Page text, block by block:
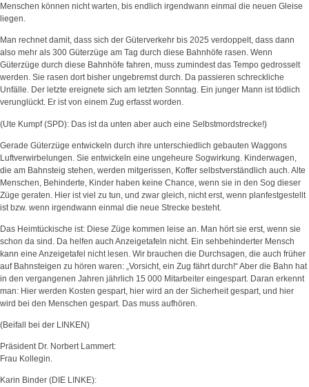
Menschen können nicht warten, bis endlich irgendwann einmal die neuen Gleise
liegen.
Man rechnet damit, dass sich der Güterverkehr bis 2025 verdoppelt, dass dann
also mehr als 300 Güterzüge am Tag durch diese Bahnhöfe rasen. Wenn
Güterzüge durch diese Bahnhöfe fahren, muss zumindest das Tempo gedrosselt
werden. Sie rasen dort bisher ungebremst durch. Da passieren schreckliche
Unfälle. Der letzte ereignete sich am letzten Sonntag. Ein junger Mann ist tödlich
verunglückt. Er ist von einem Zug erfasst worden.
(Ute Kumpf (SPD): Das ist da unten aber auch eine Selbstmordstrecke!)
Gerade Güterzüge entwickeln durch ihre unterschiedlich gebauten Waggons
Luftverwirbelungen. Sie entwickeln eine ungeheure Sogwirkung. Kinderwagen,
die am Bahnsteig stehen, werden mitgerissen, Koffer selbstverständlich auch. Alte
Menschen, Behinderte, Kinder haben keine Chance, wenn sie in den Sog dieser
Züge geraten. Hier ist viel zu tun, und zwar gleich, nicht erst, wenn planfestgestellt
ist bzw. wenn irgendwann einmal die neue Strecke besteht.
Das Heimtückische ist: Diese Züge kommen leise an. Man hört sie erst, wenn sie
schon da sind. Da helfen auch Anzeigetafeln nicht. Ein sehbehinderter Mensch
kann eine Anzeigetafel nicht lesen. Wir brauchen die Durchsagen, die auch früher
auf Bahnsteigen zu hören waren: „Vorsicht, ein Zug fährt durch!“ Aber die Bahn hat
in den vergangenen Jahren jährlich 15 000 Mitarbeiter eingespart. Daran erkennt
man: Hier werden Kosten gespart, hier wird an der Sicherheit gespart, und hier
wird bei den Menschen gespart. Das muss aufhören.
(Beifall bei der LINKEN)
Präsident Dr. Norbert Lammert:
Frau Kollegin.
Karin Binder (DIE LINKE):